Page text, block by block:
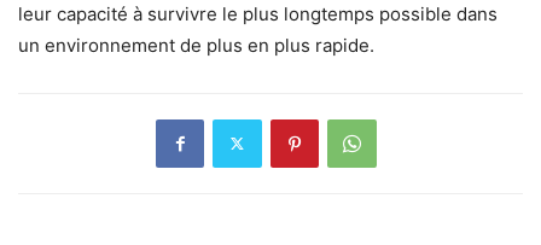
leur capacité à survivre le plus longtemps possible dans
un environnement de plus en plus rapide.